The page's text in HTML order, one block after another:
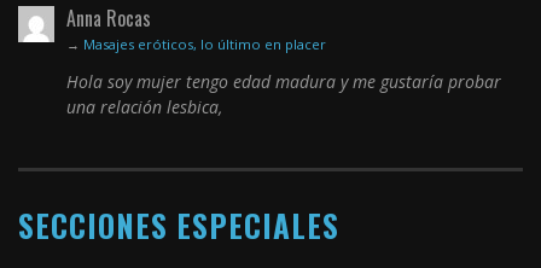
Anna Rocas
→ Masajes eróticos, lo último en placer
Hola soy mujer tengo edad madura y me gustaría probar
una relación lesbica,
SECCIONES ESPECIALES